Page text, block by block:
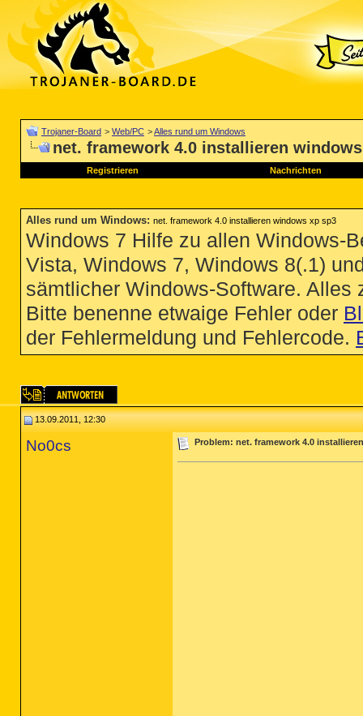
Trojaner-Board > Web/PC >Alles rund um Windows
net. framework 4.0 installieren
Registrieren Nachrichten
Alles rund um Windows: net. framework 4.0 installieren windows xp sp3
Windows 7 Hilfe zu allen Windows-
Vista, Windows 7, Windows 8(.1)
sämtlicher Windows-Software.
Bitte benenne etwaige Fehler oder
der Fehlermeldung und Fehlercode.
13.09.2011, 12:30
No0cs Problem: net. framework 4.0